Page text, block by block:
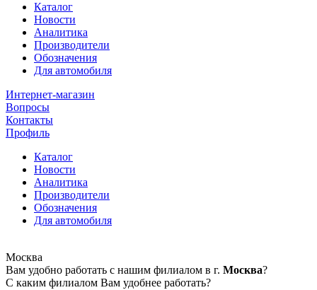
Каталог
Новости
Аналитика
Производители
Обозначения
Для автомобиля
Интернет-магазин
Вопросы
Контакты
Профиль
Каталог
Новости
Аналитика
Производители
Обозначения
Для автомобиля
Москва
Вам удобно работать с нашим филиалом в г. Москва?
С каким филиалом Вам удобнее работать?